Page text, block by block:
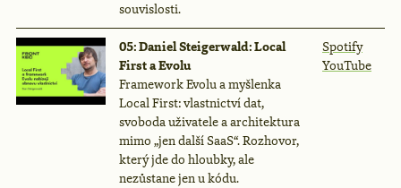
souvislosti.
05: Daniel Steigerwald: Local
First a Evolu
Framework Evolu a myšlenka
Local First: vlastnictví dat,
svoboda uživatele a architektura
mimo „jen další SaaS“. Rozhovor,
který jde do hloubky, ale
nezůstane jen u kódu.
Spotify
YouTube